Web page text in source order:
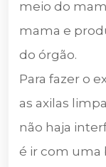
meio do
mama e
do órgão.
Para fazer o
as axilas
não haja
é ir com uma